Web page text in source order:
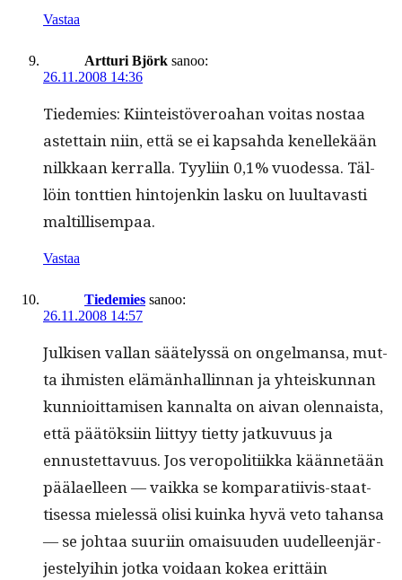
Vastaa
Artturi Björk sanoo:
26.11.2008 14:36
Tiedemies: Kiin­teistöveroa­han voitas nos­taa
astet­tain niin, että se ei kap­sah­da kenellekään
nilkkaan ker­ral­la. Tyyli­in 0,1% vuodessa. Täl­
löin tont­tien hin­to­jenkin lasku on luul­tavasti
maltillisempaa.
Vastaa
Tiedemies sanoo:
26.11.2008 14:57
Julkisen val­lan säätelyssä on ongel­mansa, mut­
ta ihmis­ten elämän­hallinnan ja yhteiskun­nan
kun­nioit­tamisen kannal­ta on aivan olen­naista,
että päätök­si­in liit­tyy tiet­ty jatku­vu­us ja
ennustet­tavu­us. Jos veropoli­ti­ik­ka kään­netään
päälaelleen — vaik­ka se kom­para­ti­ivis-staat­
tises­sa mielessä olisi kuin­ka hyvä veto tahansa
— se johtaa suuri­in omaisu­u­den uudelleen­jär­
jeste­ly­i­hin jot­ka voidaan kokea erit­täin